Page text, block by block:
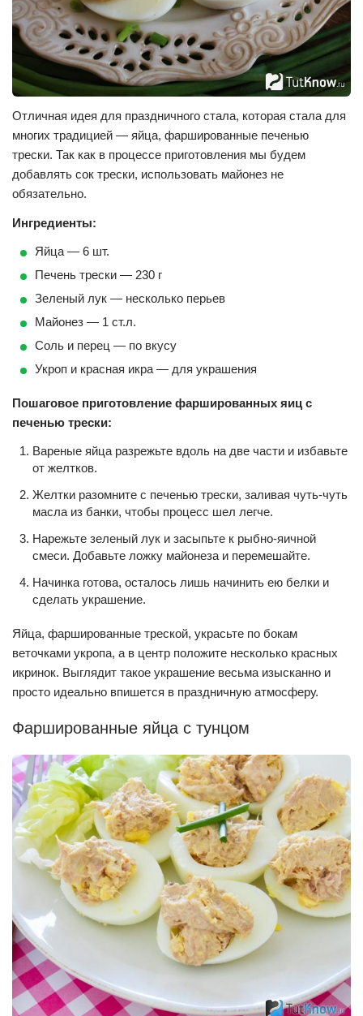
Отличная идея для праздничного стала, которая стала для
многих традицией — яйца, фаршированные печенью
трески. Так как в процессе приготовления мы будем
добавлять сок трески, использовать майонез не
обязательно.
Ингредиенты:
Яйца — 6 шт.
Печень трески — 230 г
Зеленый лук — несколько перьев
Майонез — 1 ст.л.
Соль и перец — по вкусу
Укроп и красная икра — для украшения
Пошаговое приготовление фаршированных яиц с
печенью трески:
Вареные яйца разрежьте вдоль на две части и избавьте
от желтков.
Желтки разомните с печенью трески, заливая чуть-чуть
масла из банки, чтобы процесс шел легче.
Нарежьте зеленый лук и засыпьте к рыбно-яичной
смеси. Добавьте ложку майонеза и перемешайте.
Начинка готова, осталось лишь начинить ею белки и
сделать украшение.
Яйца, фаршированные треской, украсьте по бокам
веточками укропа, а в центр положите несколько красных
икринок. Выглядит такое украшение весьма изысканно и
просто идеально впишется в праздничную атмосферу.
Фаршированные яйца с тунцом